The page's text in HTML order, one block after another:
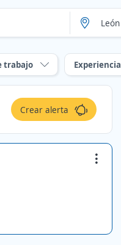
trabajo Experiencia
Crear alerta